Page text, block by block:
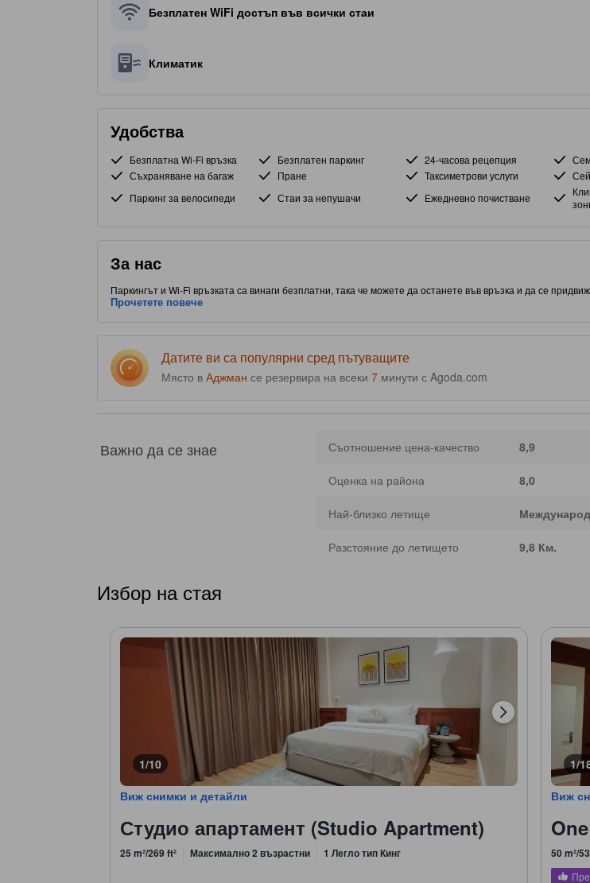
Безплатен WiFi достъп във всички стаи
Климатик
Удобства
Безплатна Wi-Fi връзка Безплатен паркинг 24-часова рецепция
Съхраняване на багаж
Пране Таксиметрови услуги
Паркинг за велосипеди
Стаи за непушачи Ежедневно почистване
За нас
Паркингът и Wi-Fi връзката са винаги безплатни, така че можете да останете във връзка и да се
С удобно разположение до Център на Аджман, част от Аджман, този обект ви дава близък достъп до
места за хранене. Този обект с 3.0 звезди е изпълнен с удобства на място, за да подобри качеството и
Прочетете повече
Датите ви са популярни сред пътуващите
Място в Аджман се резервира на всеки 7 минути с Agoda.com
Важно да се знае Съотношение цена-качество 8,9
Оценка на района 8,0
Най-близко летище
Разстояние до летището 9,8 Км.
Избор на стая
1/10
Виж снимки и детайли
Студио апартамент (Studio Apartment)
25 m²/269 ft² Максимално 2 възрастни 1 Легло тип Кинг
1/
Виж
50 m²/